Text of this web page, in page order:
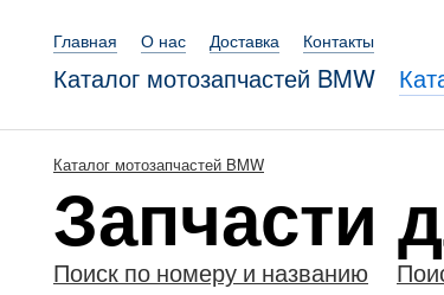
Главная О нас Доставка Контакты
Каталог мотозапчастей BMW
Каталог мотозапчастей BMW
Запчасти
Поиск по номеру и названию